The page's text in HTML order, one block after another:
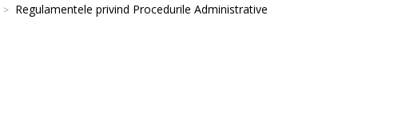
Regulamentele privind Procedurile Administrative